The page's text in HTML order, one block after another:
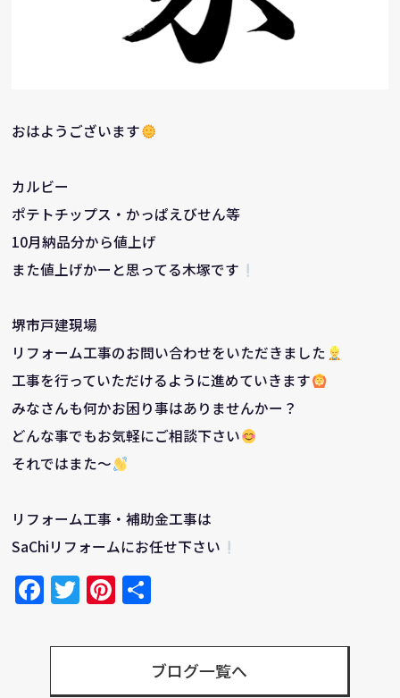
おはようございます
カルビー
ポテトチップス・かっぱえびせん等
10月納品分から値上げ
また値上げかーと思ってる木塚です
堺市戸建現場
リフォーム工事のお問い合わせをいただきました
工事を行っていただけるように進めていきます
みなさんも何かお困り事はありませんかー？
どんな事でもお気軽にご相談下さい
それではまた～
リフォーム工事・補助金工事は
SaChiリフォームにお任せ下さい
Facebook
TwitterPinterest
ブログ一覧へ